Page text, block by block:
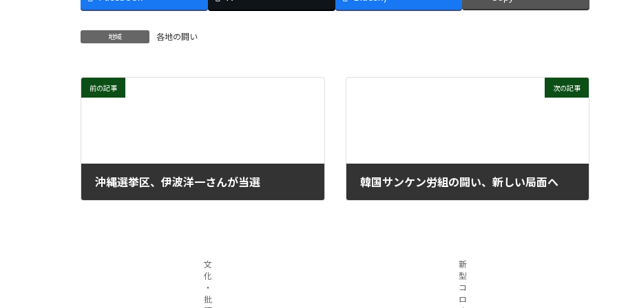
地域 各地の闘い
前の記事
沖縄選挙区、伊波洋一さんが当選
次の記事
韓国サンケン労組の闘い、新しい局面へ
文
化
・
批
新
型
コ
ロ